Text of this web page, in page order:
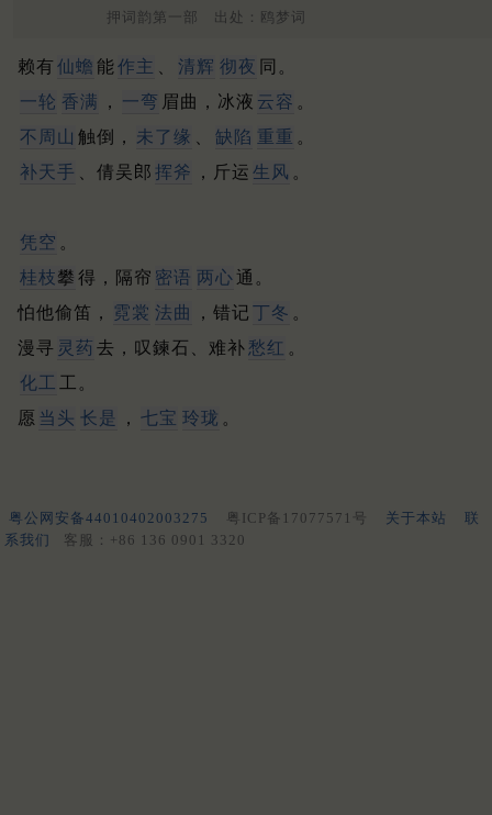
押词韵第一部 出处：鸥梦词
赖有 仙蟾 能作主 清辉 彻夜 同。
一轮 香满 ， 一弯 眉曲，冰液 云容 。
不周山 触倒， 未了缘 缺陷 重重 。
补天手
、倩吴郎 挥斧 ，斤运 生风 。
凭空 。
桂枝攀 得，隔帘 密语 两心 通。
怕他偷笛，
霓裳 法曲 ，错记 丁冬 。
漫寻 灵药 去，叹鍊石、难补 愁红 。
化工 工。
愿 当头 长是 ， 七宝 玲珑 。
粤公网安备44010402003275 粤ICP备17077571号 关于本站
联
系我们
客服：+86 136 0901 3320